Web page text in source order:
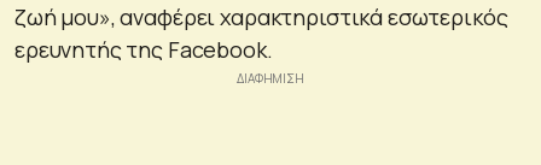
ζωή μου», αναφέρει χαρακτηριστικά εσωτερικός
ερευνητής της Facebook.